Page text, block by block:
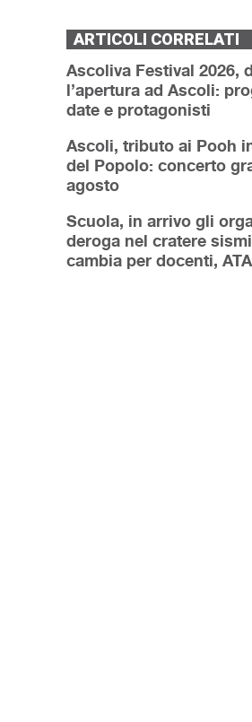
ARTICOLI CORRELATI
Ascoliva Festival 2026,
l’apertura ad Ascoli:
date e protagonisti
Ascoli, tributo ai Pooh
del Popolo: concerto
agosto
Scuola, in arrivo gli
deroga nel cratere
cambia per docenti,